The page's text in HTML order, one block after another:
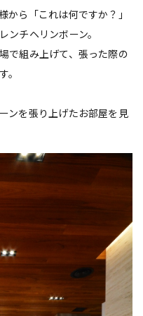
から「これは何ですか？」
ンチヘリンボーン。
で組み上げて、張った際の
ンを張り上げたお部屋を見